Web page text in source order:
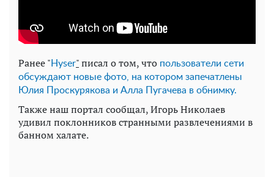
Ранее " Нyser"писал о том, что пользователи сети
обсуждают новые фото, на котором запечатлены
Юлия Проскурякова и Алла Пугачева в обнимку.
Также наш портал сообщал, Игорь Николаев
удивил поклонников странными развлечениями в
банном халате.